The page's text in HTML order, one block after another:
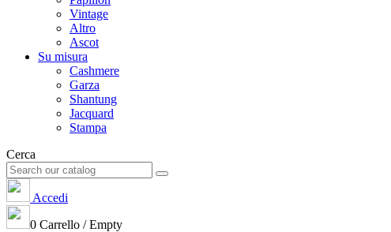
Vintage
Altro
Ascot
Su misura
Cashmere
Garza
Shantung
Jacquard
Stampa
Cerca
Accedi
0 Carrello /Empty